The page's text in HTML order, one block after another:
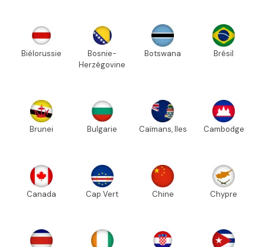
Biélorussie
Bosnie-
Herzégovine
Botswana Brésil
Brunei Bulgarie Caïmans, Iles Cambodge
Canada Cap Vert Chine Chypre